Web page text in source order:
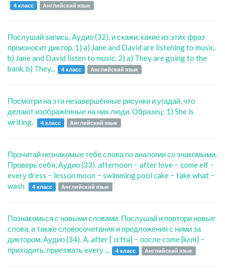
4 класс Английский язык
Послушай запись, Аудио (32), и скажи, какие из этих фраз
произносит диктор. 1) a) Jane and David are listening to music.
b) Jane and David listen to music. 2) a) They are going to the
bank. b) They...
4 класс Английский язык
Посмотри на эти незавершённые рисунки и угадай, что
делают изображённые на них люди. Образец: 1) She is
writing.
4 класс Английский язык
Прочитай незнакомые тебе слова по аналогии со знакомыми.
Проверь себя, Аудио (33). afternoon − after love − come elf −
everу dress − lesson moon − swimming pool cake − take what −
wash
4 класс Английский язык
Познакомься с новыми словами. Послушай и повтори новые
слова, а также словосочетания и предложения с ними за
диктором, Аудио (34). A. after [ˈɑ:ftə] − после come [kʌm] −
приходить, приезжать everу ...
4 класс Английский язык